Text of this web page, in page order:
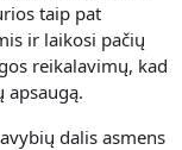
taip pat
ir laikosi pačių
reikalavimų, kad
apsaugą.
dalis asmens